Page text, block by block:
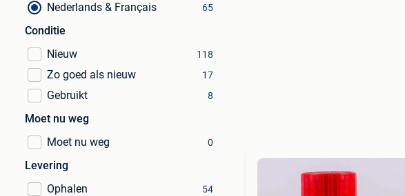
Nederlands & Français 65
Conditie
Nieuw
118
Zo goed als nieuw 17
Gebruikt 8
Moet nu weg
Moet nu weg
0
Levering
Ophalen
54